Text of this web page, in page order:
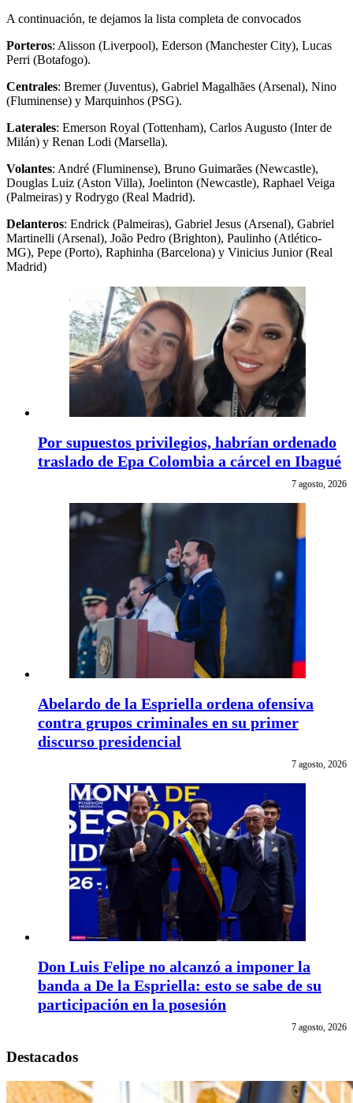
A continuación, te dejamos la lista completa de convocados
Porteros: Alisson (Liverpool), Ederson (Manchester City), Lucas
Perri (Botafogo).
Centrales: Bremer (Juventus), Gabriel Magalhães (Arsenal), Nino
(Fluminense) y Marquinhos (PSG).
Laterales: Emerson Royal (Tottenham), Carlos Augusto (Inter de
Milán) y Renan Lodi (Marsella).
Volantes: André (Fluminense), Bruno Guimarães (Newcastle),
Douglas Luiz (Aston Villa), Joelinton (Newcastle), Raphael Veiga
(Palmeiras) y Rodrygo (Real Madrid).
Delanteros: Endrick (Palmeiras), Gabriel Jesus (Arsenal), Gabriel
Martinelli (Arsenal), João Pedro (Brighton), Paulinho (Atlético-
MG), Pepe (Porto), Raphinha (Barcelona) y Vinicius Junior (Real
Madrid)
Por supuestos privilegios, habrían ordenado
traslado de Epa Colombia a cárcel en Ibagué
7 agosto, 2026
Abelardo de la Espriella ordena ofensiva
contra grupos criminales en su primer
discurso presidencial
7 agosto, 2026
Don Luis Felipe no alcanzó a imponer la
banda a De la Espriella: esto se sabe de su
participación en la posesión
7 agosto, 2026
Destacados